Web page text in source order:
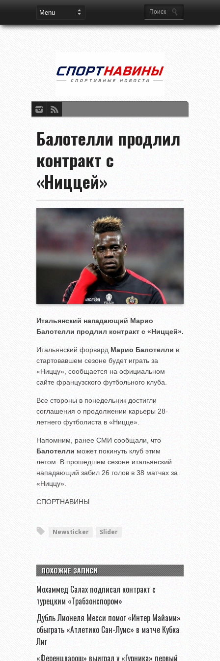
Балотелли продлил
контракт с
«Ниццей»
Итальянский нападающий Марио
Балотелли продлил контракт с «Ниццей».
Итальянский форвард Марио Балотелли в
стартовавшем сезоне будет играть за
«Ниццу», сообщается на официальном
сайте французского футбольного клуба.
Все стороны в понедельник достигли
соглашения о продолжении карьеры 28-
летнего футболиста в «Ницце».
Напомним, ранее СМИ сообщали, что
Балотелли может покинуть клуб этим
летом. В прошедшем сезоне итальянский
нападающий забил 26 голов в 38 матчах за
«Ниццу».
СПОРТНАВИНЫ
Newsticker Slider
ПОХОЖИЕ ЗАПИСИ
Мохаммед Салах подписал контракт с
турецким «Трабзонспором»
Дубль Лионеля Месси помог «Интер Майами»
обыграть «Атлетико Сан-Луис» в матче Кубка
Лиг
«Ференцварош» выиграл у «Гурника» первый